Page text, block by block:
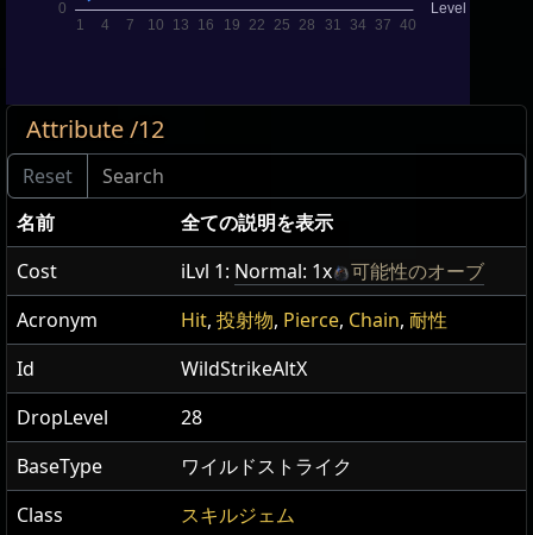
Attribute /12
名前
全ての説明を表示
Cost
iLvl 1: Normal: 1x
可能性のオーブ
Acronym
Hit, 投射物, Pierce, Chain, 耐性
Id
WildStrikeAltX
DropLevel
28
BaseType
ワイルドストライク
Class
スキルジェム